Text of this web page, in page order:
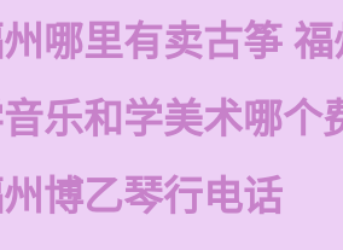
哪里有卖古筝
乐和学美术哪个
博乙琴行电话